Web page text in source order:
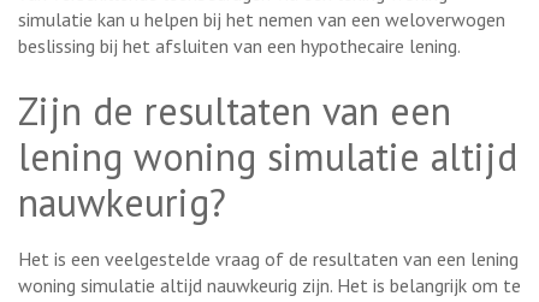
simulatie kan u helpen bij het nemen van een weloverwogen
beslissing bij het afsluiten van een hypothecaire lening.
Zijn de resultaten van een
lening woning simulatie altijd
nauwkeurig?
Het is een veelgestelde vraag of de resultaten van een lening
woning simulatie altijd nauwkeurig zijn. Het is belangrijk om te